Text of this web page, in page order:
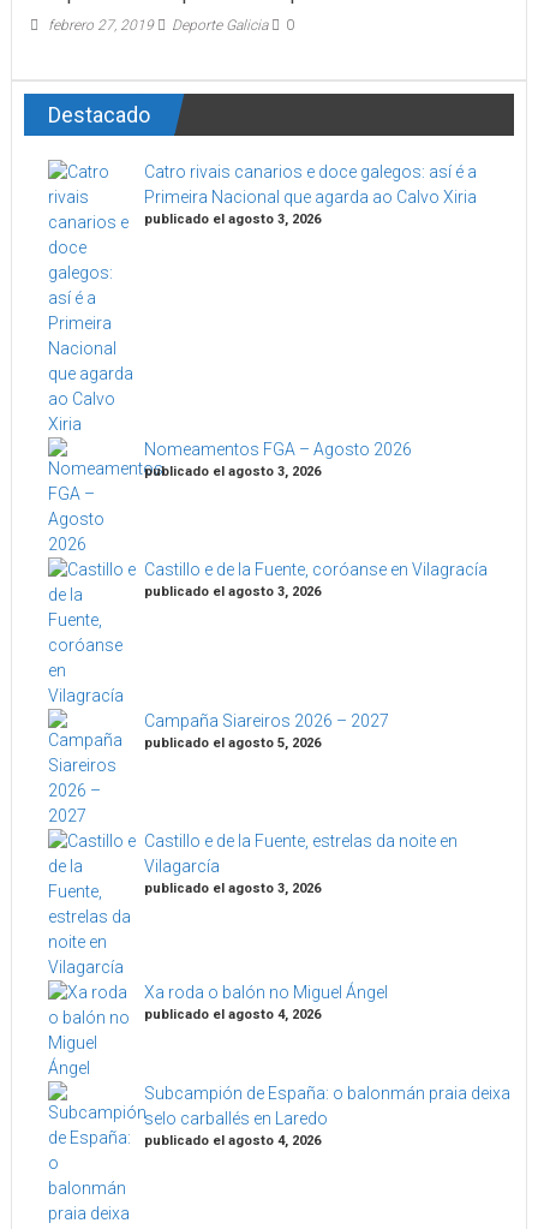
febrero 27, 2019 Deporte Galicia 0
Destacado
Catro rivais canarios e doce galegos: así é a
Primeira Nacional que agarda ao Calvo Xiria
publicado el agosto 3, 2026
Nomeamentos FGA – Agosto 2026
publicado el agosto 3, 2026
Castillo e de la Fuente, coróanse en Vilagracía
publicado el agosto 3, 2026
Campaña Siareiros 2026 – 2027
publicado el agosto 5, 2026
Castillo e de la Fuente, estrelas da noite en
Vilagarcía
publicado el agosto 3, 2026
Xa roda o balón no Miguel Ángel
publicado el agosto 4, 2026
Subcampión de España: o balonmán praia deixa
selo carballés en Laredo
publicado el agosto 4, 2026